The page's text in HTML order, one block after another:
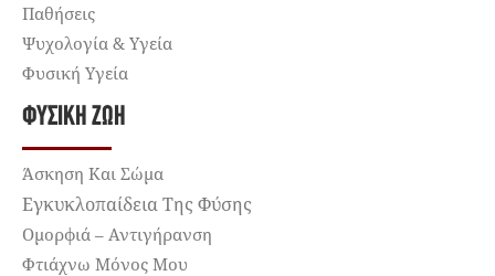
Παθήσεις
Ψυχολογία & Υγεία
Φυσική Υγεία
ΦΥΣΙΚΉ ΖΩΉ
Άσκηση Και Σώμα
Εγκυκλοπαίδεια Της Φύσης
Ομορφιά – Αντιγήρανση
Φτιάχνω Μόνος Μου